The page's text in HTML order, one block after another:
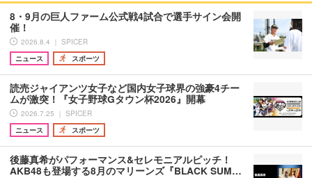
8・9月の巨人ファーム公式戦4試合で選手サイン会開
催！
2026.8.4 ｜ SPICER
ニュース
スポーツ
読売ジャイアンツ女子など国内女子球界の強豪4チー
ムが激突！『女子野球Gタウン杯2026』開幕
2026.7.25 ｜ SPICER
ニュース
スポーツ
後藤真希がパフォーマンス&セレモニアルピッチ！
AKB48も登場する8月のマリーンズ『BLACK SUM…